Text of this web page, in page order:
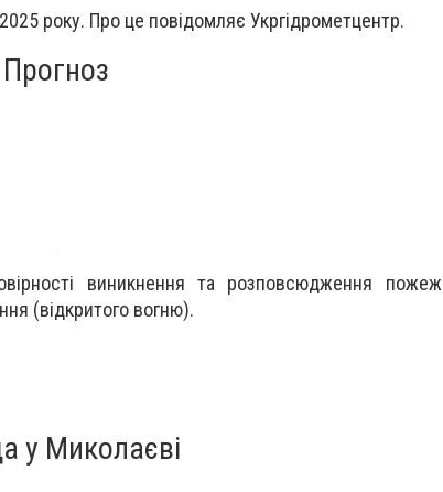
року. Про це повідомляє Укргідрометцентр.
Прогноз
виникнення та розповсюдження
(відкритого вогню).
у Миколаєві